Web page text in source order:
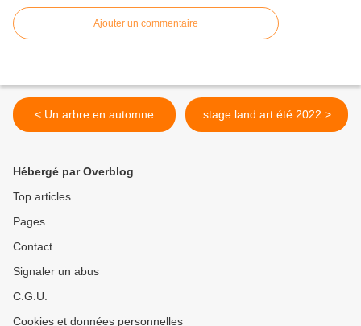
Ajouter un commentaire
< Un arbre en automne stage land art été 2022 >
Hébergé par Overblog
Top articles
Pages
Contact
Signaler un abus
C.G.U.
Cookies et données personnelles